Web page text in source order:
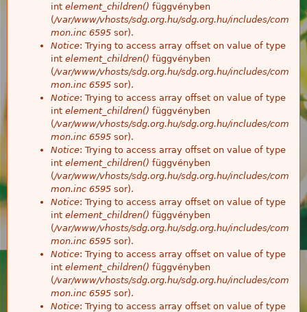
int element_children() függvényben
(/var/www/vhosts/sdg.org.hu/sdg.org.hu/includes/com
mon.inc 6595 sor).
Notice: Trying to access array offset on value of type
int element_children() függvényben
(/var/www/vhosts/sdg.org.hu/sdg.org.hu/includes/com
mon.inc 6595 sor).
Notice: Trying to access array offset on value of type
int element_children() függvényben
(/var/www/vhosts/sdg.org.hu/sdg.org.hu/includes/com
mon.inc 6595 sor).
Notice: Trying to access array offset on value of type
int element_children() függvényben
(/var/www/vhosts/sdg.org.hu/sdg.org.hu/includes/com
mon.inc 6595 sor).
Notice: Trying to access array offset on value of type
int element_children() függvényben
(/var/www/vhosts/sdg.org.hu/sdg.org.hu/includes/com
mon.inc 6595 sor).
Notice: Trying to access array offset on value of type
int element_children() függvényben
(/var/www/vhosts/sdg.org.hu/sdg.org.hu/includes/com
mon.inc 6595 sor).
Notice: Trying to access array offset on value of type